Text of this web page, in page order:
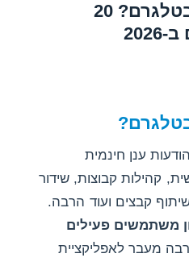
למה משתמשים בטלגרם? 20
ענן חינמית
קהילות קבוצות, שידור
קבצים ועוד הרבה.
הרבה מעבר לאפליקציית